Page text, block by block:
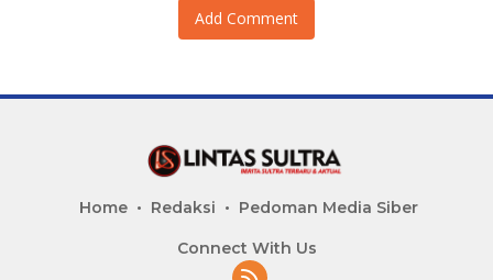
Add Comment
Home Redaksi Pedoman Media Siber
Connect With Us